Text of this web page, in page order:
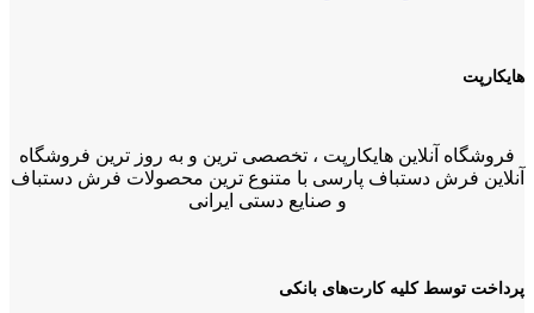
هایکارپت
فروشگاه آنلاین هایکارپت ، تخصصی ترین و به روز ترین فروشگاه
آنلاین فرش دستباف پارسی با متنوع ترین محصولات فرش دستباف
و صنایع دستی ایرانی
پرداخت توسط کلیه کارت‌های بانکی